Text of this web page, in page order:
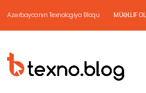
Azərbaycanın Texnologiya Bloqu MÜƏLLIF OL